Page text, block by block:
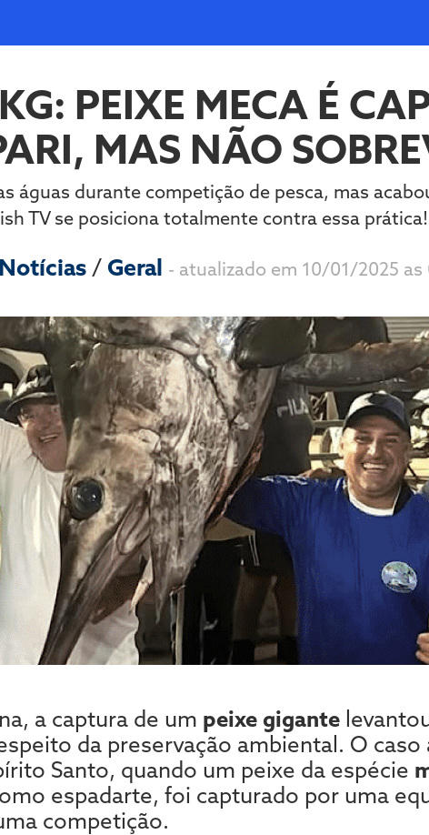
PEIXE MECA É
MAS NÃO
águas durante competição de pesca, mas
TV se posiciona totalmente contra essa prática!
Notícias/Geral - atualizado em 10/01/2025 as
a captura de um peixe gigante
da preservação ambiental. O caso
Santo, quando um peixe da espécie
espadarte, foi capturado por uma
competição.